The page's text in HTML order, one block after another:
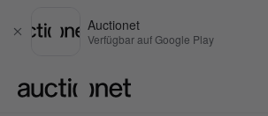
Schließen
Auctionet
Verfügbar auf Google Play